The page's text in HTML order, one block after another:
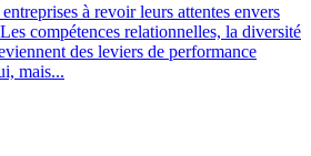
à revoir leurs attentes envers
compétences relationnelles, la diversité
des leviers de performance
mais...